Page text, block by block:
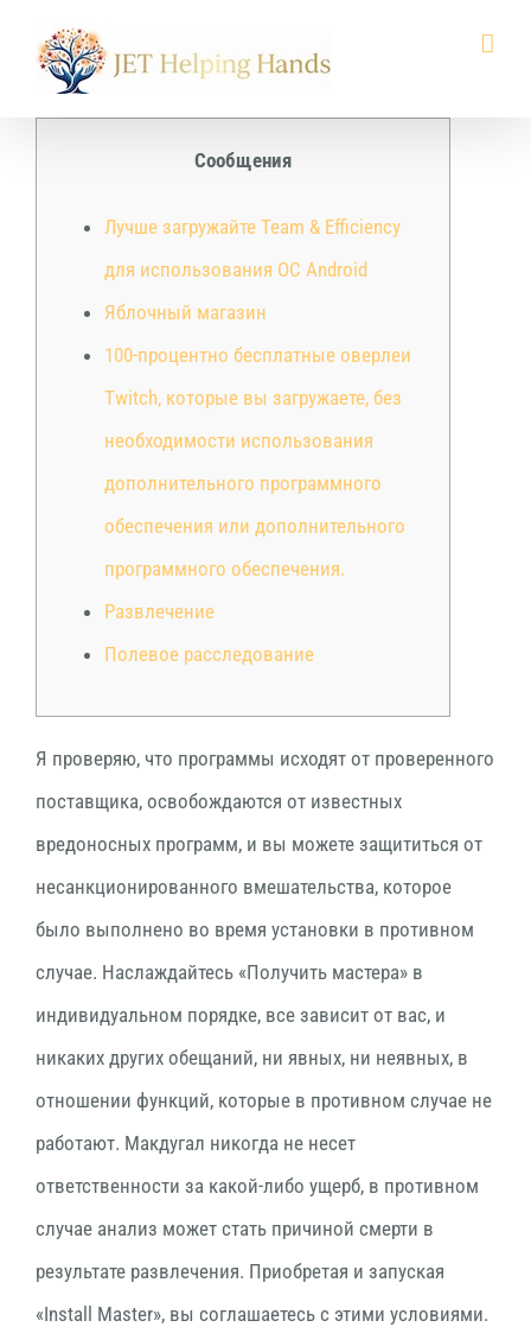
Сообщения
Лучше загружайте Team & Efficiency
для использования ОС Android
Яблочный магазин
100-процентно бесплатные оверлеи
Twitch, которые вы загружаете, без
необходимости использования
дополнительного программного
обеспечения или дополнительного
программного обеспечения.
Развлечение
Полевое расследование
Я проверяю, что программы исходят от проверенного
поставщика, освобождаются от известных
вредоносных программ, и вы можете защититься от
несанкционированного вмешательства, которое
было выполнено во время установки в противном
случае. Наслаждайтесь «Получить мастера» в
индивидуальном порядке, все зависит от вас, и
никаких других обещаний, ни явных, ни неявных, в
отношении функций, которые в противном случае не
работают. Макдугал никогда не несет
ответственности за какой-либо ущерб, в противном
случае анализ может стать причиной смерти в
результате развлечения. Приобретая и запуская
«Install Master», вы соглашаетесь с этими условиями.